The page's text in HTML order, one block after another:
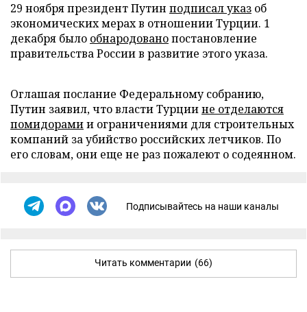
29 ноября президент Путин подписал указ об
экономических мерах в отношении Турции. 1
декабря было обнародованопостановление
правительства России в развитие этого указа.
Оглашая послание Федеральному собранию,
Путин заявил, что власти Турциине отделаются
помидорамии ограничениями для строительных
компаний за убийство российских летчиков. По
его словам, они еще не раз пожалеют о содеянном.
Подписывайтесь на наши каналы
Читать комментарии (66)